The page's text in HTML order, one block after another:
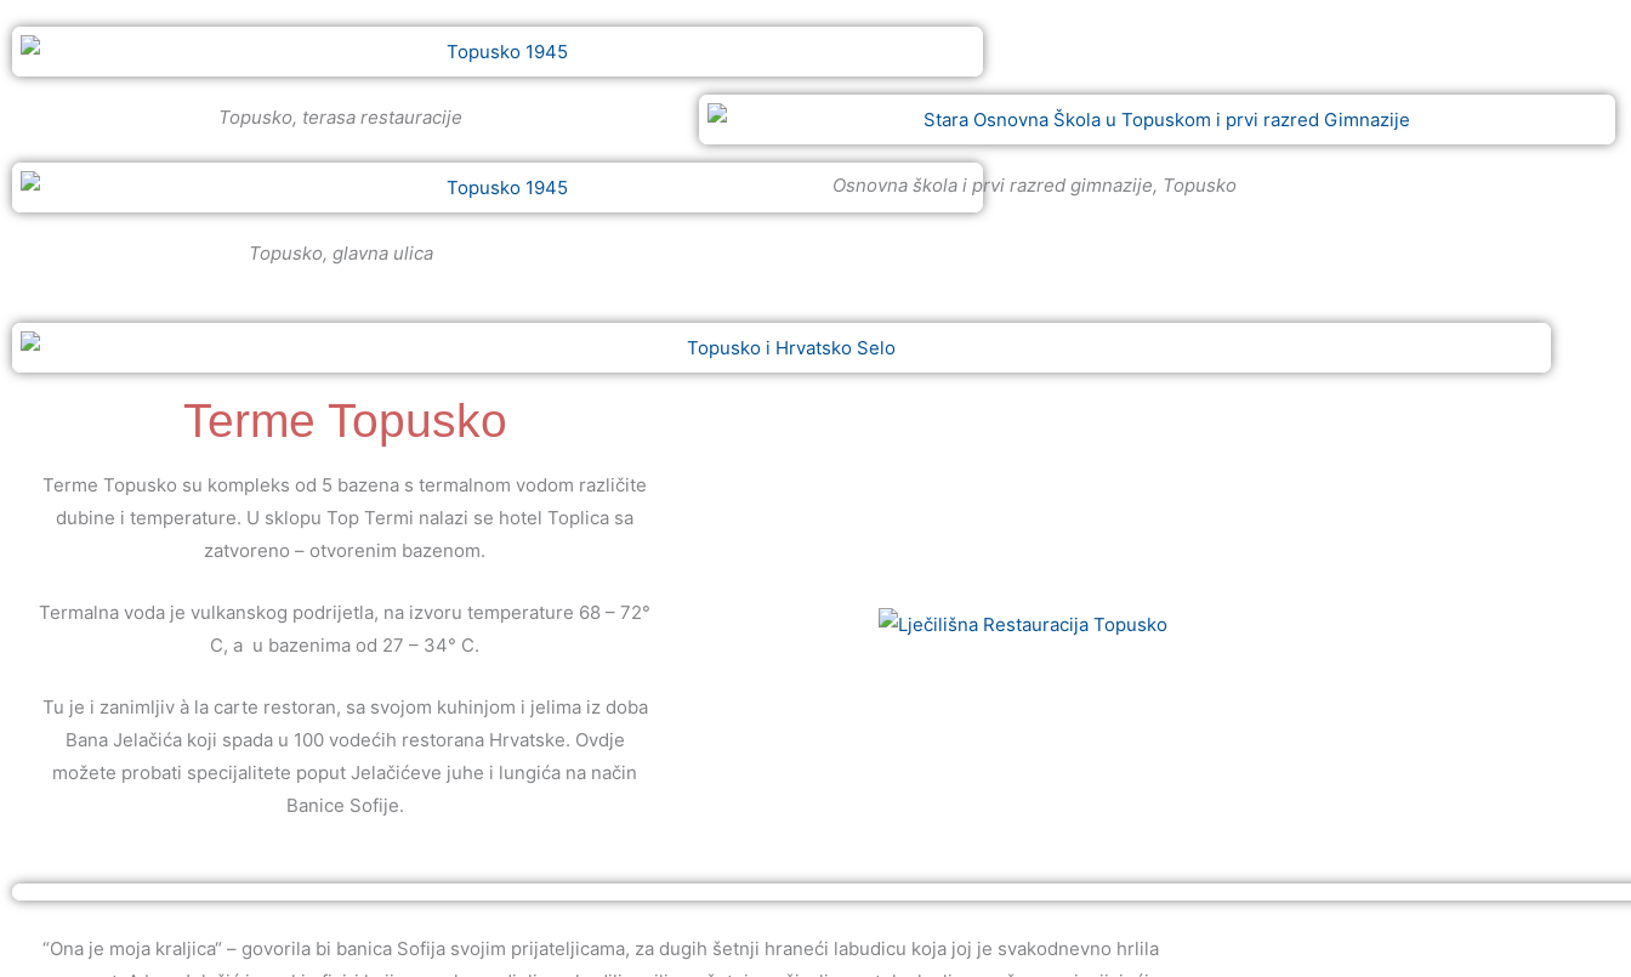
Topusko, terasa restauracije
Topusko, glavna ulica
Osnovna škola i prvi razred gimnazije, Topusko
Terme Topusko
Terme Topusko su kompleks od 5 bazena s termalnom vodom različite
dubine i temperature. U sklopu Top Termi nalazi se hotel Toplica sa
zatvoreno – otvorenim bazenom.
Termalna voda je vulkanskog podrijetla, na izvoru temperature 68 – 72°
C, a u bazenima od 27 – 34° C.
Tu je i zanimljiv à la carte restoran, sa svojom kuhinjom i jelima iz doba
Bana Jelačića koji spada u 100 vodećih restorana Hrvatske. Ovdje
možete probati specijalitete poput Jelačićeve juhe i lungića na način
Banice Sofije.
“Ona je moja kraljica“ – govorila bi banica Sofija svojim prijateljicama, za dugih šetnji hraneći labudicu koja joj je svakodnevno hrlila